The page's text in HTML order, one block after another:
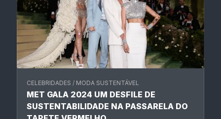
CELEBRIDADES / MODA SUSTENTÁVEL
MET GALA 2024 UM DESFILE DE
SUSTENTABILIDADE NA PASSARELA DO